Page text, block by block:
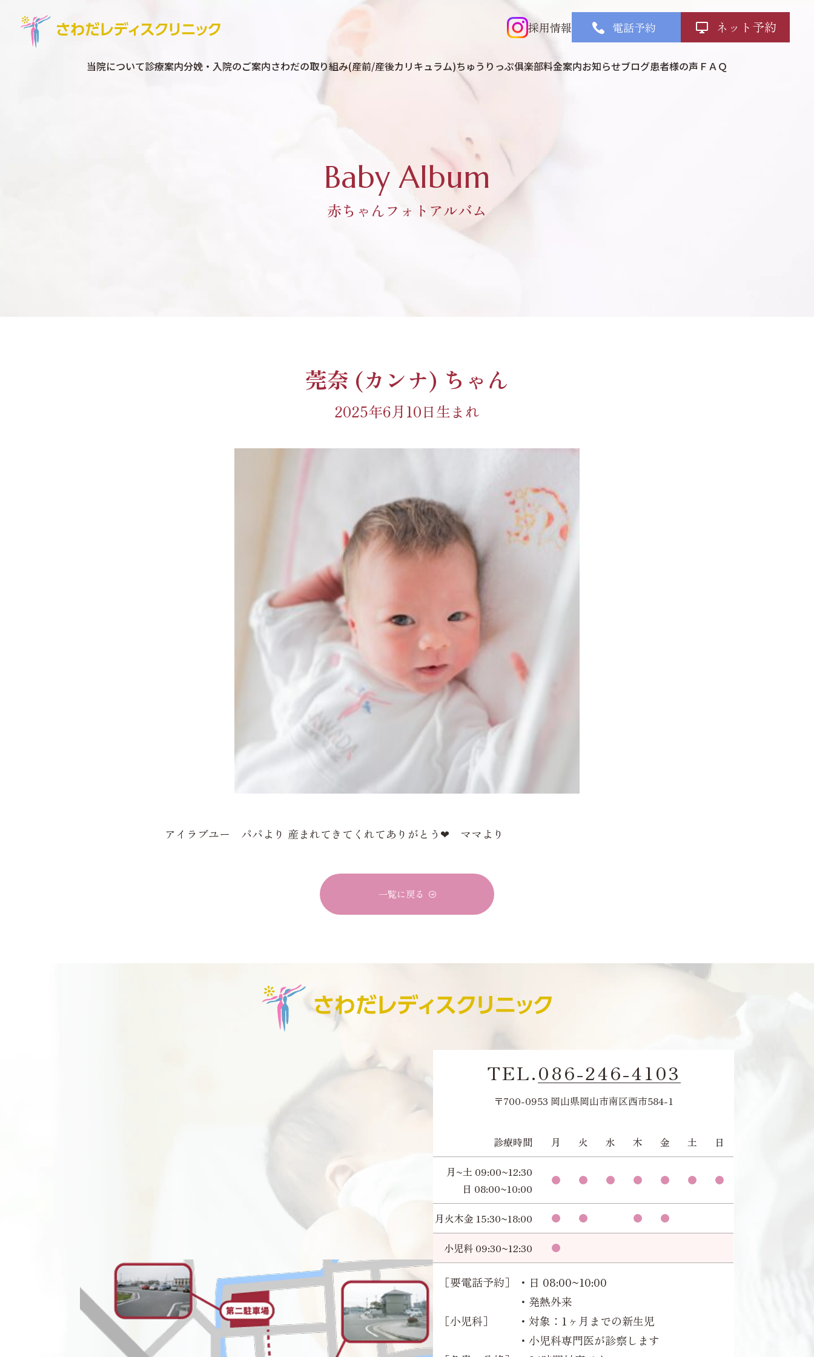
当院について診療案内分娩・入院のご案内さわだの取り組み(産前/産後カリキュラム)ちゅうりっぷ俱楽部料金案内お知らせブログ患者様の声 ＦＡＱ
採用情報 電話予約 ネット予約
Baby Album
赤ちゃんフォトアルバム
莞奈 (カンナ) ちゃん
2025年6月10日生まれ
アイラブユー パパより 産まれてきてくれてありがとう❤ ママより
一覧に戻る
TEL.086-246-4103
〒700-0953 岡山県岡山市南区西市584-1
診療時間 月 火 水 木 金 土 日
月~土 09:00~12:30
日 08:00~10:00
月火木金 15:30~18:00
小児科 09:30~12:30
［要電話予約］
・日 08:00~10:00
・発熱外来
［小児科］
・対象：1ヶ月までの新生児
・小児科専門医が診察します